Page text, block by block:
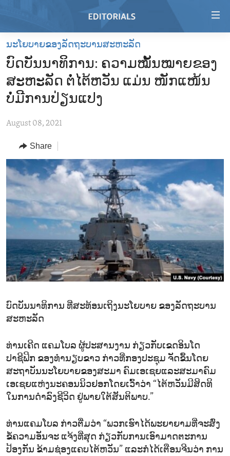
Skip
main
content
Skip
to
main
Navigation
to
Search
HOME
RADIO
AFRICA
AMERICAS
ASIA
EUROPE
MIDDLE EAST
TOPICS
HUMAN RIGHTS
SECURITY AND DEFENSE
AID AND DEVELOPMENT
DEMOCRACY AND GOVERNANCE
ECONOMY AND TRADE
ENVIRONMENT AND HEALTH
IDEALS AND INSTITUTIONS
ARCHIVE
ABOUT US
ນະໂຍບາຍຂອງລັດຖະບານສະຫະລັດ
ບົດບັນນາທິການ: ຄວາມໝັ້ນໝາຍຂອງ
ສະຫະລັດ ຕໍ່ໄຕ້ຫວັນ ແມ່ນ ໜັກແໜ້ນ
ບໍ່ມີການປ່ຽນແປງ
August 08, 2021
Share
ບົດບັນນາທິການ ທີ່ສະທ້ອນເຖິງນະໂຍບາຍ ຂອງລັດຖະບານ
ສະຫະລັດ
ທ່ານເຄີດ ແຄມໂບລ ຜູ້ປະສານງານ ກ່ຽວກັບເຂດອິນໂດ
ປາຊີຟິກ ຂອງທຳນຽບຂາວ ກ່າວທີ່ກອງປະຊຸມ ຈັດຂຶ້ນໂດຍ
ສະຖາບັນນະໂຍບາຍຂອງສະມາ ຄົມເອເຊຍແລະສະມາຄົມ
ເອເຊຍແຫ່ງນະຄອນນິວຢອກໂດຍເວົ້າວ່າ “ໄຕ້ຫວັນມີສິດທິ
ໃນການດຳລົງຊີວິດ ຢູ່ພາຍໃຕ້ສັນຕິພາບ.”
ທ່ານແຄມໂບລ ກ່າວຕື່ມວ່າ “ພວກເຮົາໄດ້ພະຍາຍາມທີ່ຈະສົ່ງ
ຂໍ້ຄວາມອັນຈະ ແຈ້ງທີ່ສຸດ ກ່ຽວກັບການເອົາມາດຕະການ
ປ້ອງກັນ ຂ້າມຊ່ອງແຄບໄຕ້ຫວັນ” ແລະກໍໄດ້ເຕືອນຈີນວ່າ ການ